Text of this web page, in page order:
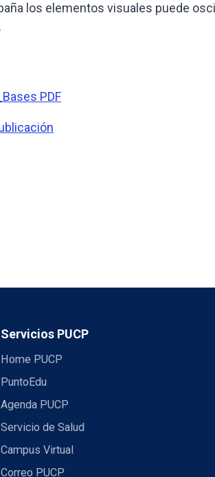
los elementos visuales puede
PDF
Servicios PUCP
Home PUCP
PuntoEdu
Agenda PUCP
Servicio de Salud
Campus Virtual
Correo PUCP